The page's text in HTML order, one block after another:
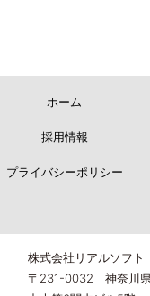
ホーム
採用情報
プライバシーポリシー
株式会社リアルソフト
〒231-0032 神奈川